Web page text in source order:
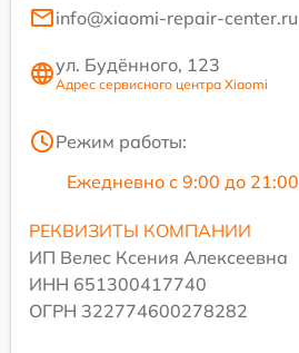
info@xiaomi-repair-center.ru
ул. Будённого, 123
Адрес сервисного центра Xiaomi
Режим работы:
Ежедневно с 9:00 до 21:00
РЕКВИЗИТЫ КОМПАНИИ
ИП Велес Ксения Алексеевна
ИНН 651300417740
ОГРН 322774600278282